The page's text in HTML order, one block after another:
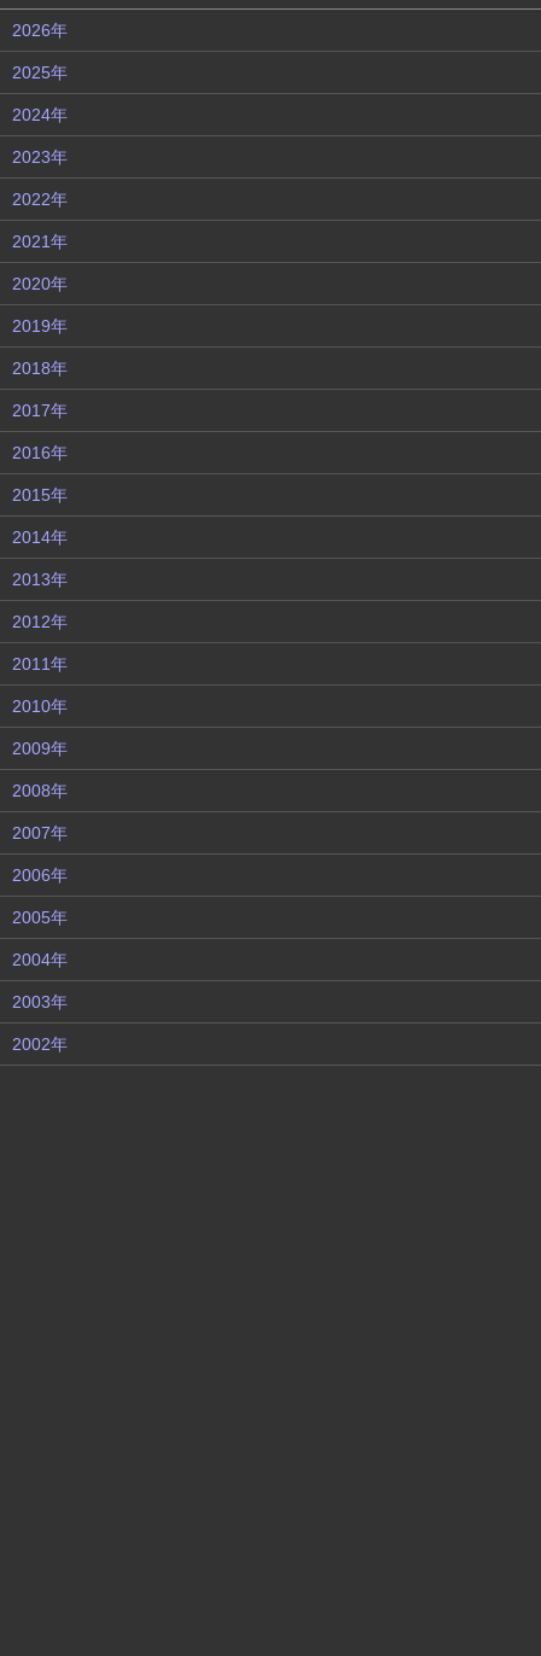
2026年
2025年
2024年
2023年
2022年
2021年
2020年
2019年
2018年
2017年
2016年
2015年
2014年
2013年
2012年
2011年
2010年
2009年
2008年
2007年
2006年
2005年
2004年
2003年
2002年